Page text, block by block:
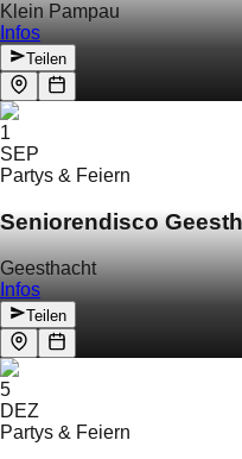
Klein Pampau
Infos
Teilen
1
SEP
Partys & Feiern
Seniorendisco
Geesthacht
Infos
Teilen
5
DEZ
Partys & Feiern